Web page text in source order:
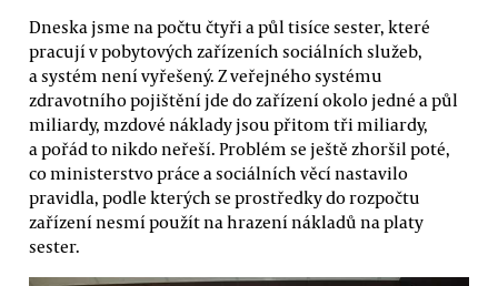
Dneska jsme na počtu čtyři a půl tisíce sester, které
pracují v pobytových zařízeních sociálních služeb,
a systém není vyřešený. Z veřejného systému
zdravotního pojištění jde do zařízení okolo jedné a půl
miliardy, mzdové náklady jsou přitom tři miliardy,
a pořád to nikdo neřeší. Problém se ještě zhoršil poté,
co ministerstvo práce a sociálních věcí nastavilo
pravidla, podle kterých se prostředky do rozpočtu
zařízení nesmí použít na hrazení nákladů na platy
sester.